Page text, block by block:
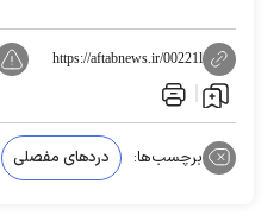
https://aftabnews.ir/00221l
برچسب‌ها: دردهای مفصلی